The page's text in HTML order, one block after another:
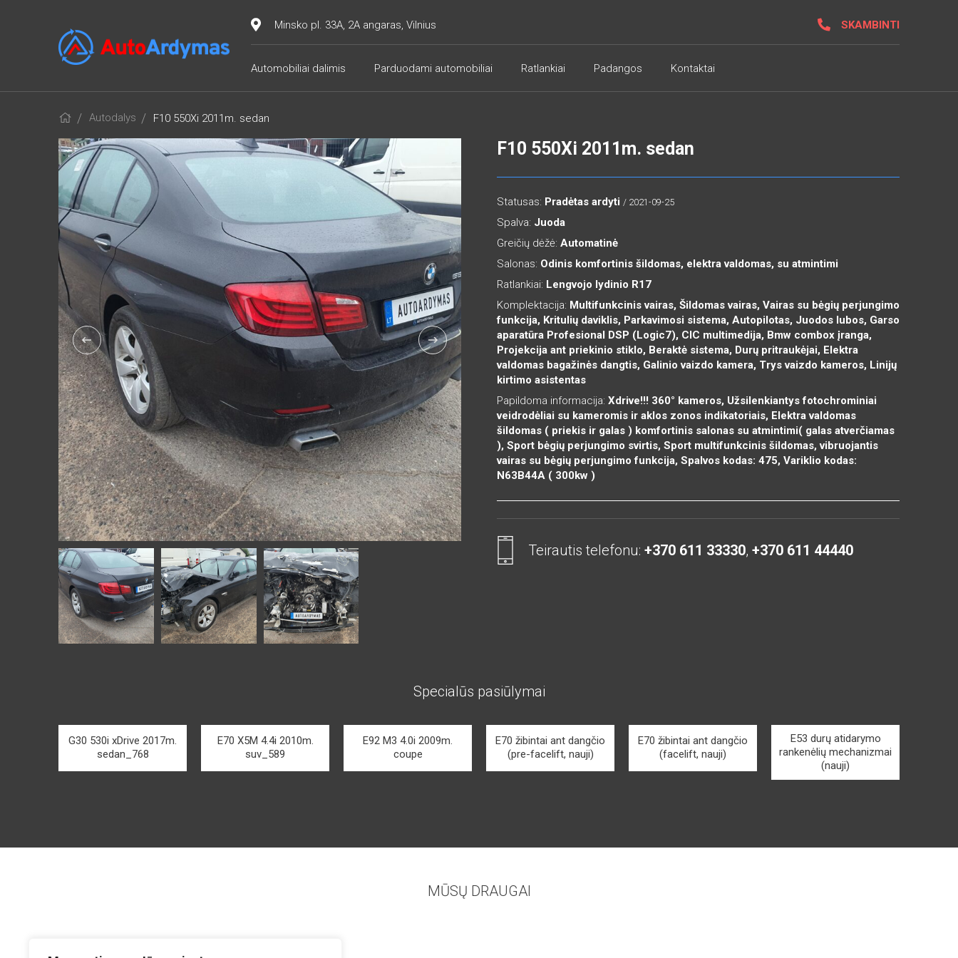
Minsko pl. 33A, 2A angaras, Vilnius SKAMBINTI
Automobiliai dalimis Parduodami automobiliai Ratlankiai Padangos Kontaktai
Autodalys F10 550Xi 2011m. sedan
F10 550Xi 2011m. sedan
Statusas: Pradėtas ardyti / 2021-09-25
Spalva: Juoda
Greičių dėžė: Automatinė
Salonas: Odinis komfortinis šildomas, elektra valdomas, su atmintimi
Ratlankiai: Lengvojo lydinio R17
Komplektacija: Multifunkcinis vairas, Šildomas vairas, Vairas su bėgių perjungimo
funkcija, Kritulių daviklis, Parkavimosi sistema, Autopilotas, Juodos lubos, Garso
aparatūra Profesional DSP (Logic7), CIC multimedija, Bmw combox įranga,
Projekcija ant priekinio stiklo, Beraktė sistema, Durų pritraukėjai, Elektra
valdomas bagažinės dangtis, Galinio vaizdo kamera, Trys vaizdo kameros, Linijų
kirtimo asistentas
Papildoma informacija: Xdrive!!! 360° kameros, Užsilenkiantys fotochrominiai
veidrodėliai su kameromis ir aklos zonos indikatoriais, Elektra valdomas
šildomas ( priekis ir galas ) komfortinis salonas su atmintimi( galas atverčiamas
), Sport bėgių perjungimo svirtis, Sport multifunkcinis šildomas, vibruojantis
vairas su bėgių perjungimo funkcija, Spalvos kodas: 475, Variklio kodas:
N63B44A ( 300kw )
Teirautis telefonu: +370 611 33330, +370 611 44440
Specialūs pasiūlymai
G30 530i xDrive 2017m.
sedan_768
E70 X5M 4.4i 2010m.
suv_589
E92 M3 4.0i 2009m.
coupe
E70 žibintai ant dangčio
(pre-facelift, nauji)
E70 žibintai ant dangčio
(facelift, nauji)
E53 durų atidarymo
rankenėlių mechanizmai
(nauji)
MŪSŲ DRAUGAI